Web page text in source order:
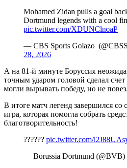
Mohamed Zidan pulls a goal
Dortmund legends with a cool
pic.twitter.com/XDUNClnoaP
— CBS Sports Golazo
28, 2026
А на 81-й минуте Боруссия
точным ударом головой сделал
могли вырывать победу, но не
В итоге матч легенд завершился со
игра, которая помогла собрать
благотворительность!
?????? pic.twitter.com/
— Borussia Dortmund (@BVB)